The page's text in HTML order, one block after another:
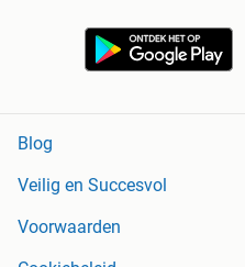
Blog
Veilig en Succesvol
Voorwaarden